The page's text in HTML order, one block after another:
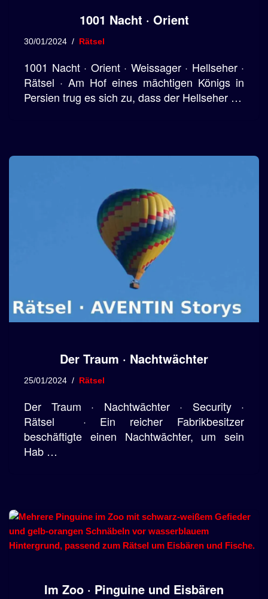
1001 Nacht · Orient
30/01/2024 Rätsel
1001 Nacht · Orient · Weissager · Hellseher ·
Rätsel · Am Hof eines mächtigen Königs in
Persien trug es sich zu, dass der Hellseher …
Der Traum · Nachtwächter
25/01/2024 Rätsel
Der Traum · Nachtwächter · Security ·
Rätsel · Ein reicher Fabrikbesitzer
beschäftigte einen Nachtwächter, um sein
Hab …
Im Zoo · Pinguine und Eisbären